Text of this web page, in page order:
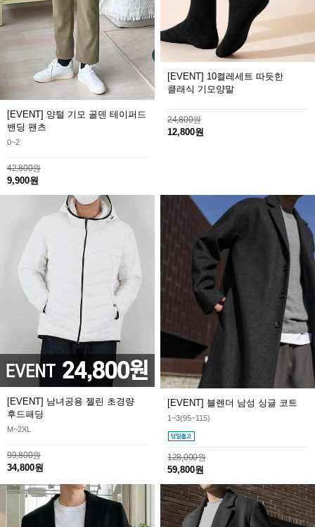
[EVENT] 양털 기모 골덴 테이퍼드
밴딩 팬츠
0~2
42,800원
9,900원
[EVENT] 10켤레세트 따듯한
클래식 기모양말
24,800원
12,800원
[EVENT] 남녀공용 젤린 초경량
후드패딩
M~2XL
99,800원
34,800원
[EVENT] 블렌더 남성 싱글 코트
1~3(95~115)
128,000원
59,800원